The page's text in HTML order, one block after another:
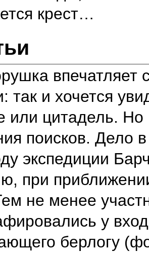
крест…
и хочется
или цитадель. Но
поисков. Дело
экспедиции
при
не менее
у
берлогу